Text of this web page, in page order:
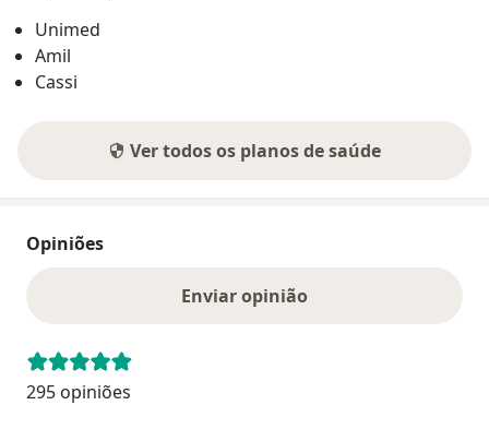
Unimed
Amil
Cassi
Ver todos os planos de saúde
Opiniões
Enviar opinião
295 opiniões